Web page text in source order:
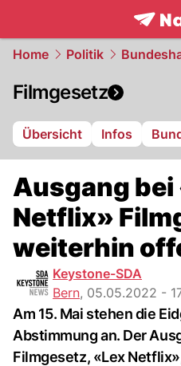
Home Politik
Filmgesetz
Übersicht Infos
Ausgang bei
Netflix»
weiterhin
Keystone-SDA
Bern, 05.05.2022 -
Am 15. Mai stehen die
Abstimmung an. Der
Filmgesetz, «Lex